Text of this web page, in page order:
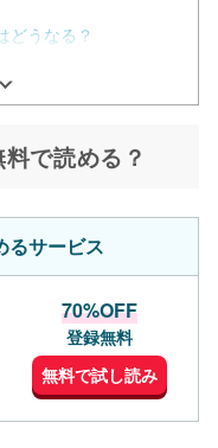
どうなる？
で読める？
るサービス
70%OFF
登録無料
無料で試し読み